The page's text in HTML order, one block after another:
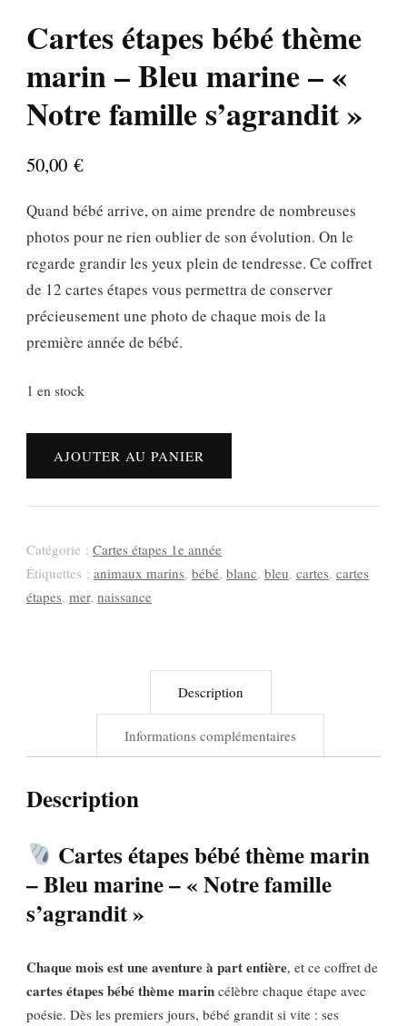
Cartes étapes bébé thème
marin – Bleu marine – «
Notre famille s’agrandit »
50,00 €
Quand bébé arrive, on aime prendre de nombreuses
photos pour ne rien oublier de son évolution. On le
regarde grandir les yeux plein de tendresse. Ce coffret
de 12 cartes étapes vous permettra de conserver
précieusement une photo de chaque mois de la
première année de bébé.
1 en stock
quantité
bébé
thème
marin
Notre
s’agrandit
AJOUTER AU PANIER
Catégorie : Cartes étapes 1e année
Étiquettes : animaux marins, bébé, blanc, bleu, cartes, cartes
étapes, mer, naissance
Description
Informations complémentaires
Description
Cartes étapes bébé thème marin
– Bleu marine – « Notre famille
s’agrandit »
Chaque mois est une aventure à part entière, et ce coffret de
cartes étapes bébé thème marin célèbre chaque étape avec
poésie. Dès les premiers jours, bébé grandit si vite : ses